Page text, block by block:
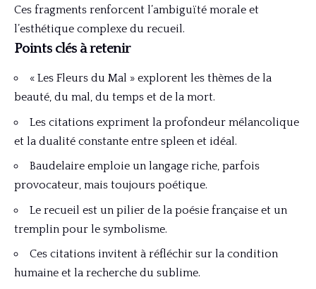
Ces fragments renforcent l’ambiguïté morale et
l’esthétique complexe du recueil.
Points clés à retenir
« Les Fleurs du Mal » explorent les thèmes de la
beauté, du mal, du temps et de la mort.
Les citations expriment la profondeur mélancolique
et la dualité constante entre spleen et idéal.
Baudelaire emploie un langage riche, parfois
provocateur, mais toujours poétique.
Le recueil est un pilier de la poésie française et un
tremplin pour le symbolisme.
Ces citations invitent à réfléchir sur la condition
humaine et la recherche du sublime.